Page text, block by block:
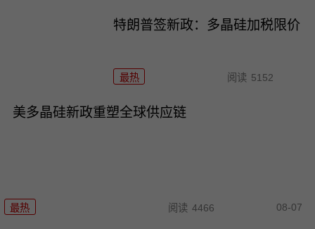
特朗普签新政：多晶硅加税限价
最热 阅读 5152
美多晶硅新政重塑全球供应链
最热 阅读 4466 08-07